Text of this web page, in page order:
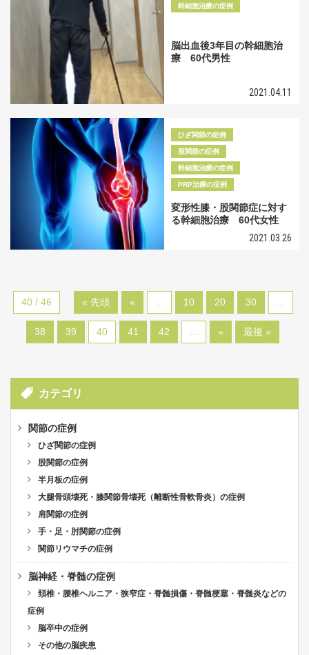
幹細胞治療の症例
脳出血後3年目の幹細胞治
療 60代男性
2021.04.11
ひざ関節の症例
股関節の症例
幹細胞治療の症例
PRP治療の症例
変形性膝・股関節症に対す
る幹細胞治療 60代女性
2021.03.26
40 / 46 « 先頭 « 10 20 30
38 39 40 41 42 » 最後 »
カテゴリ
関節の症例
ひざ関節の症例
股関節の症例
半月板の症例
大腿骨頭壊死・膝関節骨壊死（離断性骨軟骨炎）の症例
肩関節の症例
手・足・肘関節の症例
関節リウマチの症例
脳神経・脊髄の症例
頚椎・腰椎ヘルニア・狭窄症・脊髄損傷・脊髄梗塞・脊髄炎などの
症例
脳卒中の症例
その他の脳疾患